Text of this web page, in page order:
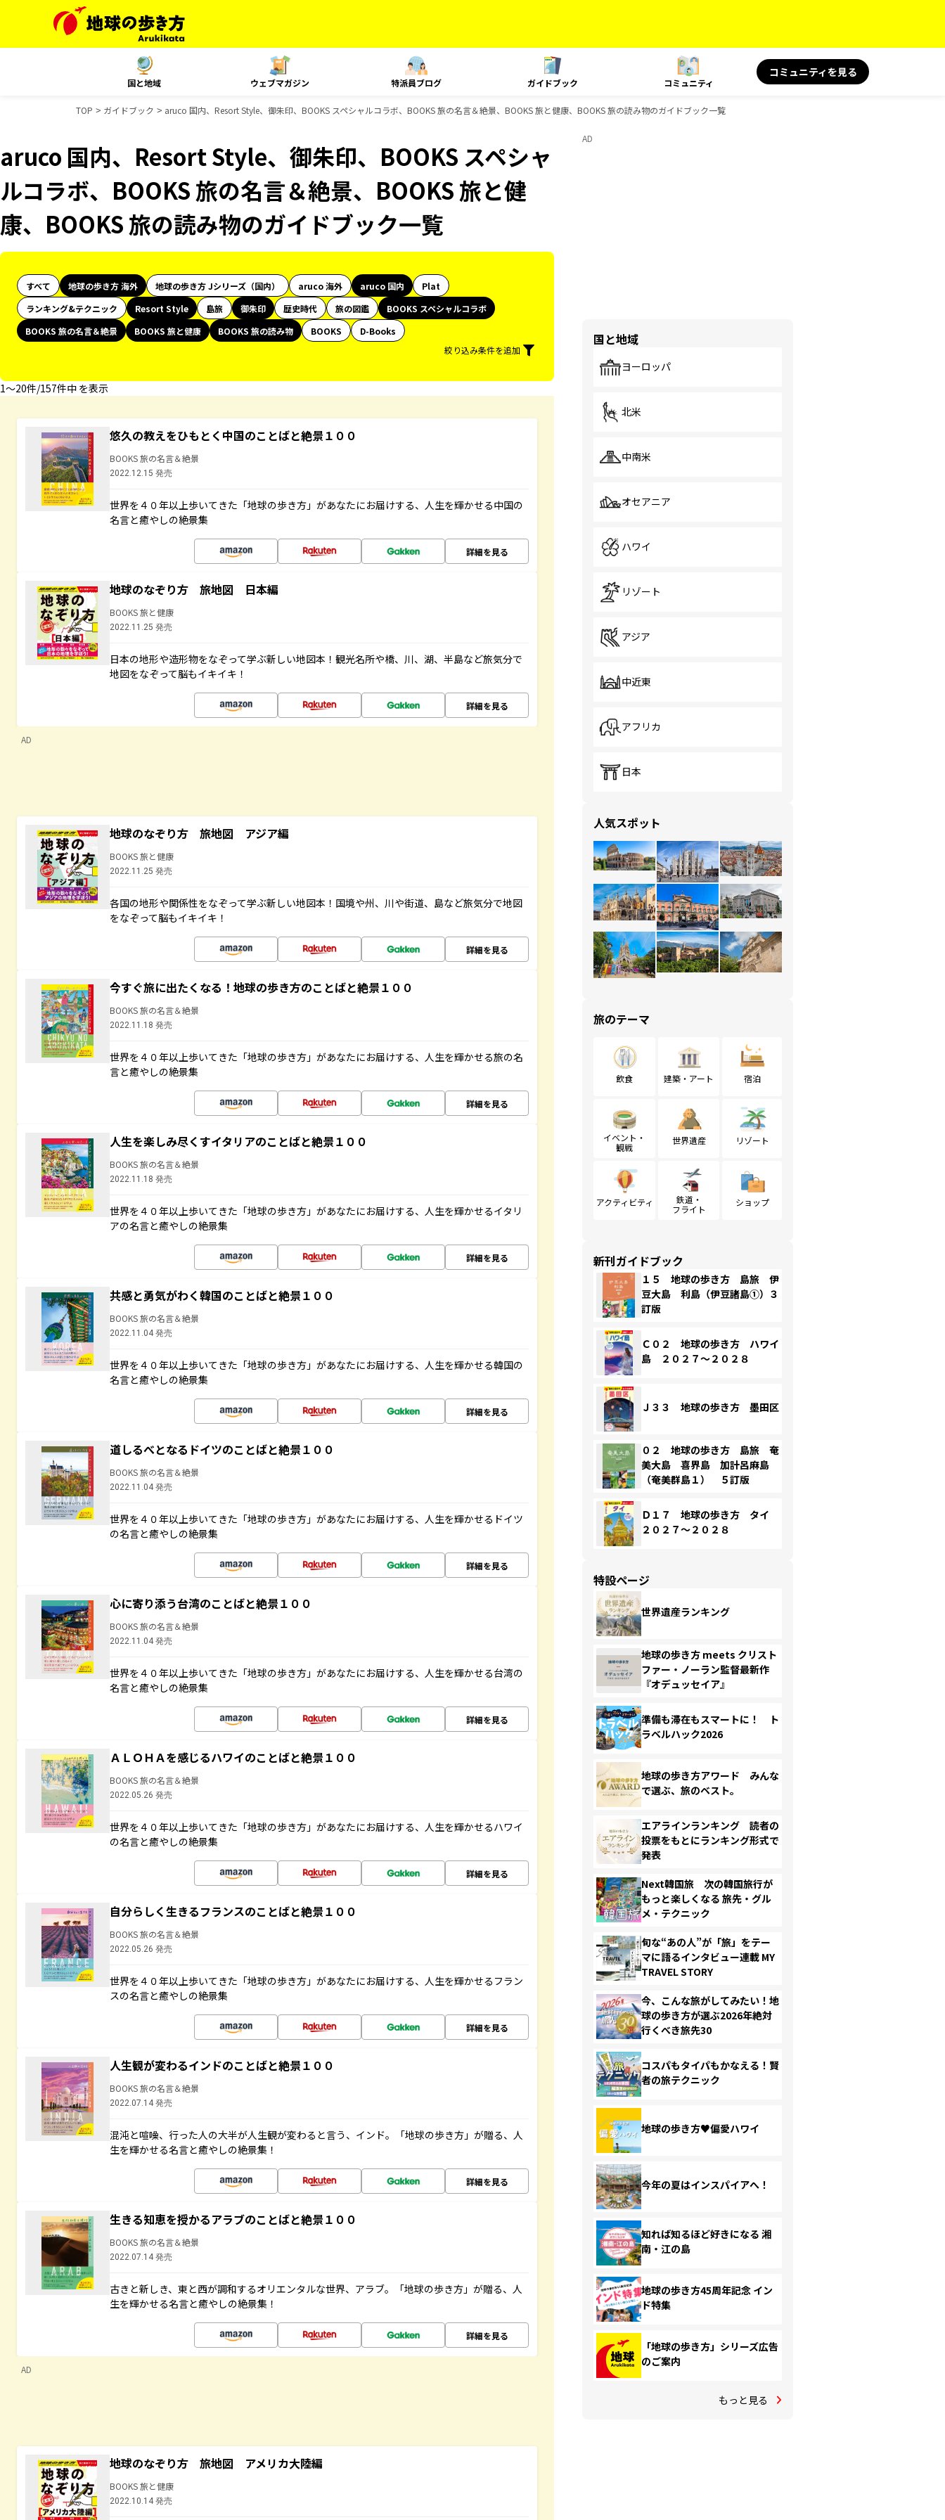
国と地域 ウェブマガジン 特派員ブログ ガイドブック コミュニティ
コミュニティを見る
TOP ガイドブック aruco 国内、Resort Style、御朱印、BOOKS スペシャルコラボ、BOOKS 旅の名言＆絶景、BOOKS 旅と健康、BOOKS 旅の読み物のガイドブック一覧
aruco 国内、Resort Style、御朱印、BOOKS スペシャ
ルコラボ、BOOKS 旅の名言＆絶景、BOOKS 旅と健
康、BOOKS 旅の読み物のガイドブック一覧
すべて 地球の歩き方 海外 地球の歩き方 Jシリーズ（国内） aruco 海外 aruco 国内
Plat
ランキング&テクニック
Resort Style 島旅 御朱印 歴史時代 旅の図鑑
BOOKS スペシャルコラボ
BOOKS 旅の名言＆絶景
BOOKS 旅と健康 BOOKS 旅の読み物 BOOKS
D-Books
絞り込み条件を追加
1〜20件/157件中 を表示
悠久の教えをひもとく中国のことばと絶景１００
BOOKS 旅の名言＆絶景
2022.12.15 発売
世界を４０年以上歩いてきた「地球の歩き方」があなたにお届けする、人生を輝かせる中国の
名言と癒やしの絶景集
詳細を見る
地球のなぞり方 旅地図 日本編
BOOKS 旅と健康
2022.11.25 発売
日本の地形や造形物をなぞって学ぶ新しい地図本！観光名所や橋、川、湖、半島など旅気分で
地図をなぞって脳もイキイキ！
詳細を見る
AD
地球のなぞり方 旅地図 アジア編
BOOKS 旅と健康
2022.11.25 発売
各国の地形や関係性をなぞって学ぶ新しい地図本！国境や州、川や街道、島など旅気分で地図
をなぞって脳もイキイキ！
詳細を見る
今すぐ旅に出たくなる！地球の歩き方のことばと絶景１００
BOOKS 旅の名言＆絶景
2022.11.18 発売
世界を４０年以上歩いてきた「地球の歩き方」があなたにお届けする、人生を輝かせる旅の名
言と癒やしの絶景集
詳細を見る
人生を楽しみ尽くすイタリアのことばと絶景１００
BOOKS 旅の名言＆絶景
2022.11.18 発売
世界を４０年以上歩いてきた「地球の歩き方」があなたにお届けする、人生を輝かせるイタリ
アの名言と癒やしの絶景集
詳細を見る
共感と勇気がわく韓国のことばと絶景１００
BOOKS 旅の名言＆絶景
2022.11.04 発売
世界を４０年以上歩いてきた「地球の歩き方」があなたにお届けする、人生を輝かせる韓国の
名言と癒やしの絶景集
詳細を見る
道しるべとなるドイツのことばと絶景１００
BOOKS 旅の名言＆絶景
2022.11.04 発売
世界を４０年以上歩いてきた「地球の歩き方」があなたにお届けする、人生を輝かせるドイツ
の名言と癒やしの絶景集
詳細を見る
心に寄り添う台湾のことばと絶景１００
BOOKS 旅の名言＆絶景
2022.11.04 発売
世界を４０年以上歩いてきた「地球の歩き方」があなたにお届けする、人生を輝かせる台湾の
名言と癒やしの絶景集
詳細を見る
ＡＬＯＨＡを感じるハワイのことばと絶景１００
BOOKS 旅の名言＆絶景
2022.05.26 発売
世界を４０年以上歩いてきた「地球の歩き方」があなたにお届けする、人生を輝かせるハワイ
の名言と癒やしの絶景集
詳細を見る
自分らしく生きるフランスのことばと絶景１００
BOOKS 旅の名言＆絶景
2022.05.26 発売
世界を４０年以上歩いてきた「地球の歩き方」があなたにお届けする、人生を輝かせるフラン
スの名言と癒やしの絶景集
詳細を見る
人生観が変わるインドのことばと絶景１００
BOOKS 旅の名言＆絶景
2022.07.14 発売
混沌と喧噪、行った人の大半が人生観が変わると言う、インド。「地球の歩き方」が贈る、人
生を輝かせる名言と癒やしの絶景集！
詳細を見る
生きる知恵を授かるアラブのことばと絶景１００
BOOKS 旅の名言＆絶景
2022.07.14 発売
古きと新しき、東と西が調和するオリエンタルな世界、アラブ。「地球の歩き方」が贈る、人
生を輝かせる名言と癒やしの絶景集！
詳細を見る
AD
地球のなぞり方 旅地図 アメリカ大陸編
BOOKS 旅と健康
2022.10.14 発売
AD
国と地域
ヨーロッパ
北米
中南米
オセアニア
ハワイ
リゾート
アジア
中近東
アフリカ
日本
人気スポット
旅のテーマ
飲食 建築・アート 宿泊
イベント・
観戦
世界遺産 リゾート
アクティビティ
鉄道・
フライト
ショップ
新刊ガイドブック
１５ 地球の歩き方 島旅 伊
豆大島 利島（伊豆諸島①）３
訂版
Ｃ０２ 地球の歩き方 ハワイ
島 ２０２７～２０２８
Ｊ３３ 地球の歩き方 墨田区
０２ 地球の歩き方 島旅 奄
美大島 喜界島 加計呂麻島
（奄美群島１） ５訂版
Ｄ１７ 地球の歩き方 タイ
２０２７～２０２８
特設ページ
世界遺産ランキング
地球の歩き方 meets クリスト
ファー・ノーラン監督最新作
『オデュッセイア』
準備も滞在もスマートに！ ト
ラベルハック2026
地球の歩き方アワード みんな
で選ぶ、旅のベスト。
エアラインランキング 読者の
投票をもとにランキング形式で
発表
Next韓国旅 次の韓国旅行が
もっと楽しくなる 旅先・グル
メ・テクニック
旬な“あの人”が「旅」をテー
マに語るインタビュー連載 MY
TRAVEL STORY
今、こんな旅がしてみたい！地
球の歩き方が選ぶ2026年絶対
行くべき旅先30
コスパもタイパもかなえる！賢
者の旅テクニック
地球の歩き方♥偏愛ハワイ
今年の夏はインスパイアへ！
知れば知るほど好きになる 湘
南・江の島
地球の歩き方45周年記念 イン
ド特集
「地球の歩き方」シリーズ広告
のご案内
もっと見る